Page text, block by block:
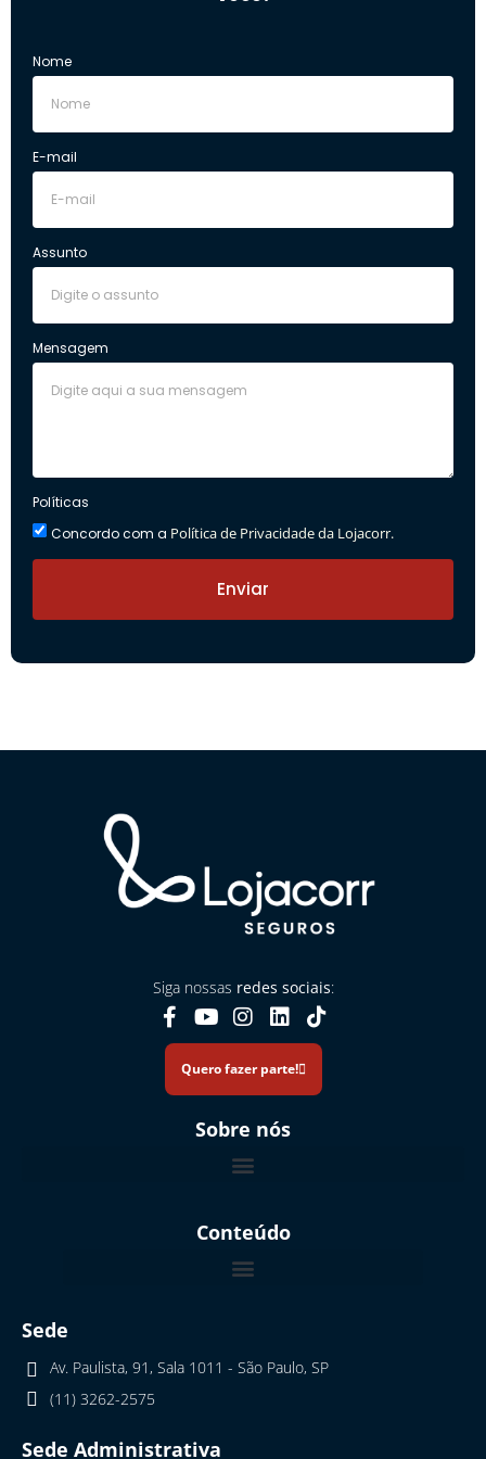
Nome
E-mail
Assunto
Mensagem
Políticas
Concordo com a Política de Privacidade da Lojacorr.
Enviar
Siga nossas redes sociais:
Quero fazer parte!
Sobre nós
Conteúdo
Sede
Av. Paulista, 91, Sala 1011 - São Paulo, SP
(11) 3262-2575
Sede Administrativa